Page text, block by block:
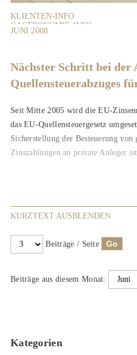
KLIENTEN-INFO
GASTRONOMIE-INFO
VERMIETER-INFO
JUNI 2008
Nächster Schritt bei der
Quellensteuerabzuges
Seit Mitte 2005 wird die EU-
das EU-Quellensteuergesetz
Sicherstellung der Besteuerung von
Zinszahlungen an private Anleger
KURZTEXT AUSBLENDEN
Beiträge / Seite
Beiträge aus diesem Monat:
Kategorien